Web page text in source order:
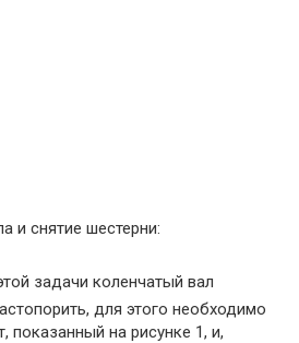
и снятие шестерни:
задачи коленчатый вал
для этого необходимо
показанный на рисунке 1, и,